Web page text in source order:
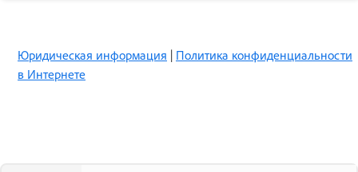
Юридическая информация | Политика конфиденциальности
в Интернете